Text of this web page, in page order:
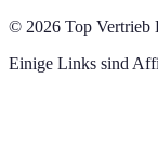
© 2026 Top Vertrieb
Einige Links sind